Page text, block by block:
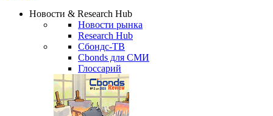
Сбондс Люди
Новости & Research Hub
Новости рынка
Research Hub
Сбондс-ТВ
Cbonds для СМИ
Глоссарий